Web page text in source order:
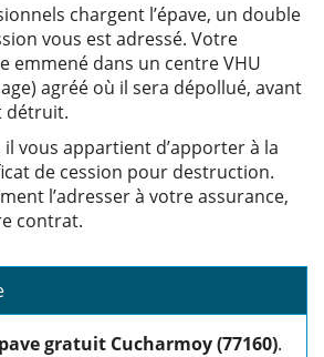
chargent l’épave, un double
vous est adressé. Votre
emmené dans un centre VHU
agréé où il sera dépollué, avant
détruit.
vous appartient d’apporter à la
de cession pour destruction.
l’adresser à votre assurance,
contrat.
gratuit Cucharmoy (77160).